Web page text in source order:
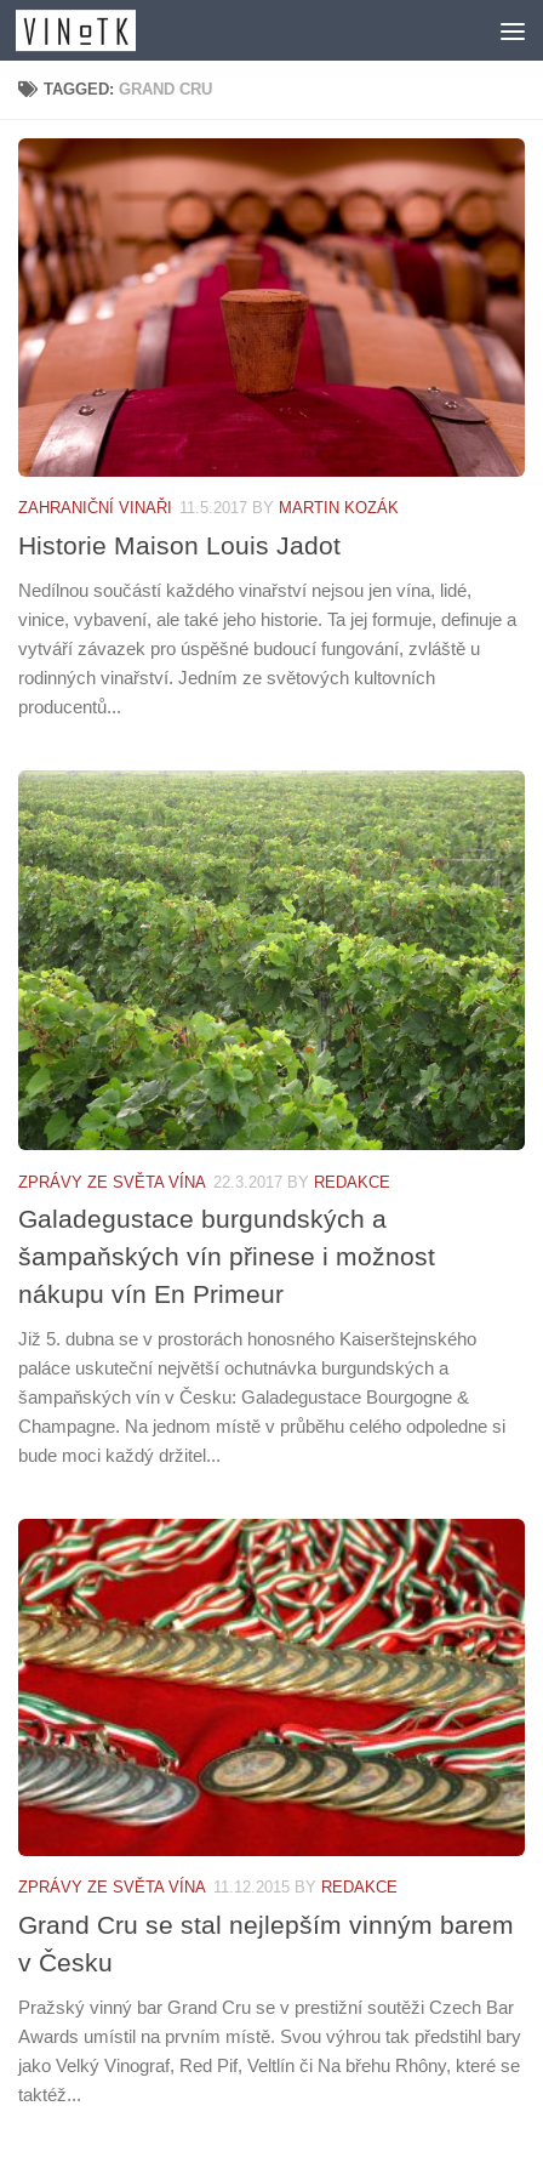
Skip to content
TAGGED:GRAND CRU
ZAHRANIČNÍ VINAŘI 11.5.2017 BY MARTIN KOZÁK
Historie Maison Louis Jadot
Nedílnou součástí každého vinařství nejsou jen vína, lidé,
vinice, vybavení, ale také jeho historie. Ta jej formuje, definuje a
vytváří závazek pro úspěšné budoucí fungování, zvláště u
rodinných vinařství. Jedním ze světových kultovních
producentů...
ZPRÁVY ZE SVĚTA VÍNA 22.3.2017 BY REDAKCE
Galadegustace burgundských a
šampaňských vín přinese i možnost
nákupu vín En Primeur
Již 5. dubna se v prostorách honosného Kaiserštejnského
paláce uskuteční největší ochutnávka burgundských a
šampaňských vín v Česku: Galadegustace Bourgogne &
Champagne. Na jednom místě v průběhu celého odpoledne si
bude moci každý držitel...
ZPRÁVY ZE SVĚTA VÍNA 11.12.2015 BY REDAKCE
Grand Cru se stal nejlepším vinným barem
v Česku
Pražský vinný bar Grand Cru se v prestižní soutěži Czech Bar
Awards umístil na prvním místě. Svou výhrou tak předstihl bary
jako Velký Vinograf, Red Pif, Veltlín či Na břehu Rhôny, které se
taktéž...